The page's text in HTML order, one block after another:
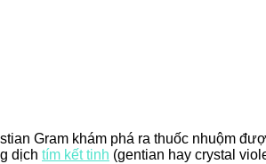
Gram khám phá ra thuốc nhuộm
dịch tím kết tinh (gentian hay crystal